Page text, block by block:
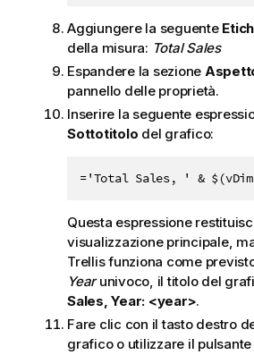
Aggiungere la seguente
della misura: Total Sales
Espandere la sezione
pannello delle proprietà.
Inserire la seguente
Sottotitolo del grafico:
='Total Sales, ' &
Questa espressione
visualizzazione principale,
Trellis funziona come
Yearunivoco, il titolo del
Sales, Year: <year>.
Fare clic con il tasto destro
grafico o utilizzare il pulsante